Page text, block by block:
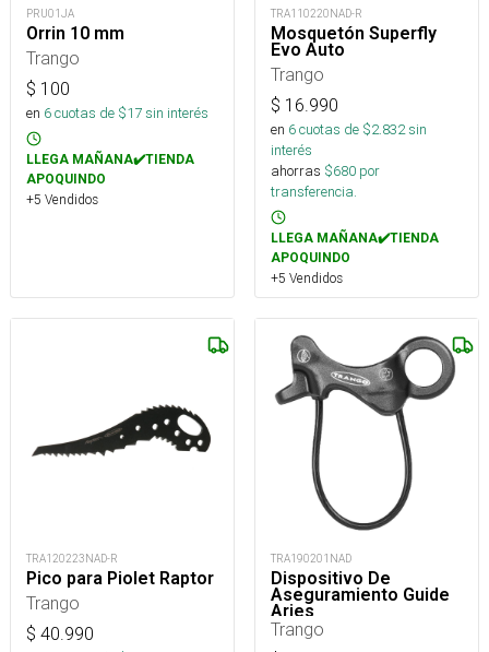
PRU01JA
Orrin 10 mm
Trango
$ 100
en 6cuotas de $17sin interés
LLEGA MAÑANA✔️TIENDA
APOQUINDO
+5 Vendidos
TRA110220NAD-R
Mosquetón Superfly
Evo Auto
Trango
$ 16.990
en 6cuotas de $2.832sin
interés
ahorras $680 por
transferencia.
LLEGA MAÑANA✔️TIENDA
APOQUINDO
+5 Vendidos
TRA120223NAD-R
Pico para Piolet Raptor
Trango
$ 40.990
TRA190201NAD
Dispositivo De
Aseguramiento Guide
Aries
Trango